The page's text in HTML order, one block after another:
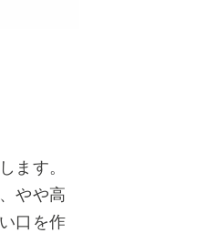
ます。
やや高
口を作